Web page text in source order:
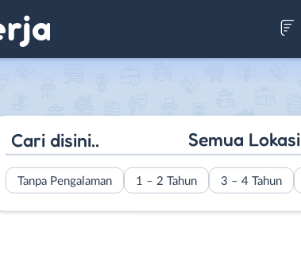
Semua Lokasi
Tanpa Pengalaman 1 – 2 Tahun 3 – 4 Tahun